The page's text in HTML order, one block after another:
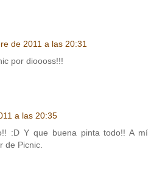
de 2011 a las 20:31
por dioooss!!!
a las 20:35
:D Y que buena pinta todo!! A mí
de Picnic.